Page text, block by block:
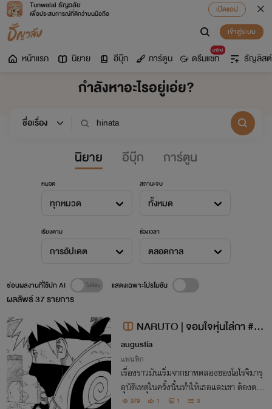
Tunwalai ธัญวลัย
เพื่อประสบการณ์ที่ดีกว่าบนมือถือ
เปิดแอป
เข้าสู่ระบบ
หน้าแรก นิยาย อีบุ๊ก การ์ตูน
มาใหม่
ดรีมแชท ธัญลิสต์
กำลังหาอะไรอยู่เอ่ย?
นิยาย อีบุ๊ก การ์ตูน
หมวด
ทุกหมวด
สถานะจบ
ทั้งหมด
เรียงตาม
การอัปเดต
ช่วงเวลา
ตลอดกาล
ผลลัพธ์37รายการ
ซ่อนผลงานที่ใช้ปก AI แสดงเฉพาะโปรโมชัน
NARUTO | จอมใจหุ่นไล่กา #Ka
kahina
augustia
แฟนฟิก
เรื่องราวมันเริ่มจากยาทดลองของโอโรจิมารุ
อุบัติเหตุในครั้งนั้นทำให้เธอและเขา ต้องตกอ
ยู่ในสถานการณ์กลืนไม่เข้าคายไม่ออก
379 1 1 3